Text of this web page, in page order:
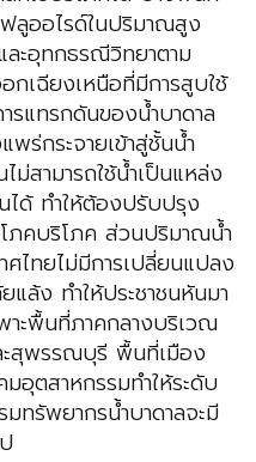
ลูออไรด์ในปริมาณสูง
ะอุทกธรณีวิทยาตาม
เฉียงเหนือที่มีการสูบใช้
รแทรกดันของน้ำบาดาล
ร่กระจายเข้าสู่ชั้นน้ำ
ม่สามารถใช้น้ำเป็นแหล่ง
ได้ ทำให้ต้องปรับปรุง
ภคบริโภค ส่วนปริมาณน้ำ
ไทยไม่มีการเปลี่ยนแปลง
ล้ง ทำให้ประชาชนหันมา
าะพื้นที่ภาคกลางบริเวณ
สุพรรณบุรี พื้นที่เมือง
อุตสาหกรรมทำให้ระดับ
ทรัพยากรน้ำบาดาลจะมี